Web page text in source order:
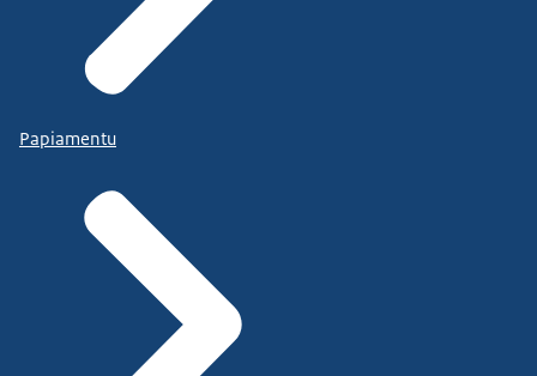
Papiamentu